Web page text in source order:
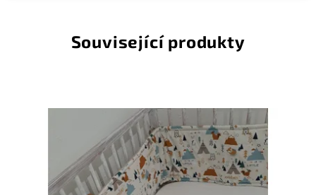
Související produkty